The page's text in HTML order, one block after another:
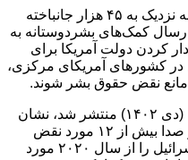
گاردین یادآور شده است که با توجه به نزدیک به ۴۵ هزار جانباخته
کمک‌های بشردوستانه به
کردن دولت آمریکا برای
در کشورهای آمریکای مرکزی،
مانع نقض حقوق بشر شوند.
گاردین در تحقیقاتی که در ماه ژانویه (دی ۱۴۰۲) منتشر شد، نشان
داد که مقامات ارشد آمریکا بی‌سر و صدا بیش از ۱۲ مورد نقض
حقوق بشر توسط نیروهای امنیتی اسرائیل را از سال ۲۰۲۰ مورد